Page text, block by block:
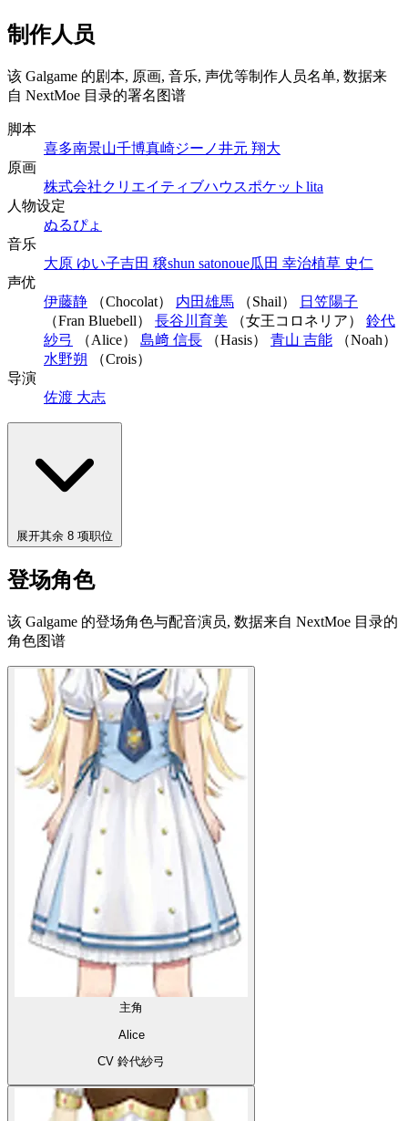
制作人员
该 Galgame 的剧本, 原画, 音乐, 声优等制作人员名单, 数据来
自 NextMoe 目录的署名图谱
脚本
喜多南景山千博真崎ジーノ井元 翔大
原画
株式会社クリエイティブハウスポケット lita
人物设定
ぬるぴょ
音乐
大原 ゆい子吉田 穣shun satonoue瓜田 幸治植草 史仁
声优
伊藤静 （Chocolat） 内田雄馬 （Shail）
日笠陽子
（Fran Bluebell） 長谷川育美 （女王コロネリア） 鈴代
紗弓
（Alice） 島﨑 信長 （Hasis） 青山 吉能 （Noah）
水野朔 （Crois）
导演
佐渡 大志
展开其余 8 项职位
登场角色
该 Galgame 的登场角色与配音演员, 数据来自 NextMoe 目录的
角色图谱
主角
Alice
CV 鈴代紗弓